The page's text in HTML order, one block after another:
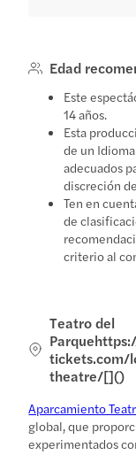
Edad
Este
14 años.
Esta
de un
adecuados
discreción
Ten en
de
criterio al
Teatro del
tickets.com/
theatre/[]()
Aparcamiento
global, que
experimentados